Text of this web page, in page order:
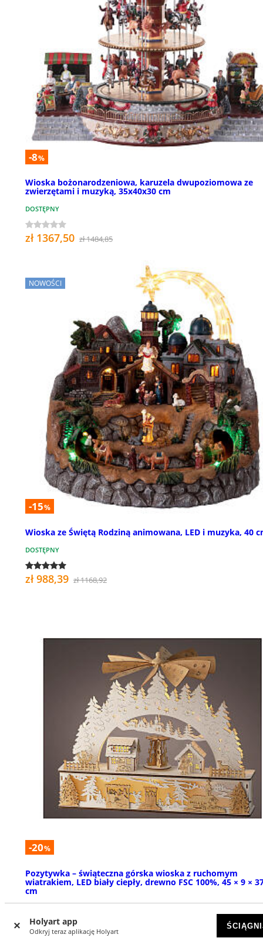
Holyart app
Odkryj teraz aplikację Holyart
-8%
Wioska bożonarodzeniowa, karuzela dwupoziomowa ze
zwierzętami i muzyką, 35x40x30 cm
DOSTĘPNY
zł 1367,50 zł 1484,85
NOWOŚCI
-15%
Wioska ze Świętą Rodziną animowana, LED i muzyka, 40
DOSTĘPNY
zł 988,39 zł 1168,92
-20%
Pozytywka – świąteczna górska wioska z ruchomym
wiatrakiem, LED biały ciepły, drewno FSC 100%, 45 × 9 ×
cm
zł 176,92 zł 221,15